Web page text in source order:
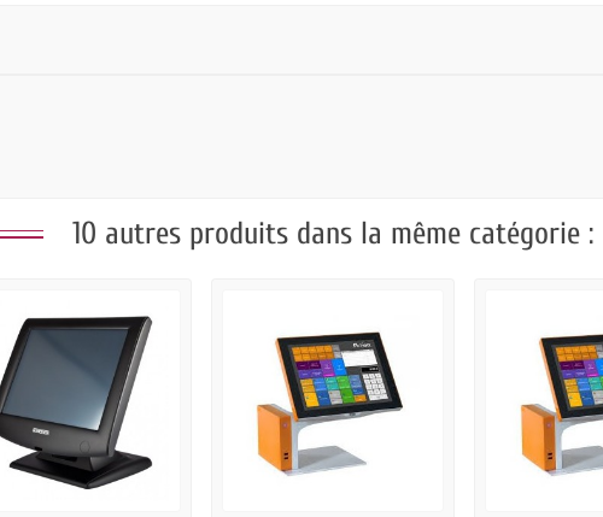
10 autres produits dans la même catégorie :